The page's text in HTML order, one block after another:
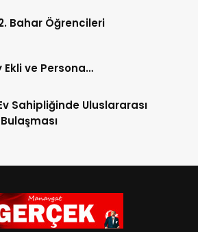
Bahar Öğrencileri
Ekli ve Persona…
Sahipliğinde Uluslararası